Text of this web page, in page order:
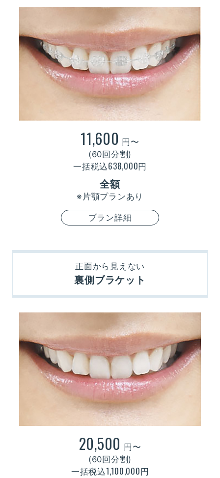
11,600 円〜
(60回分割)
一括税込638,000円
全額
※片顎プランあり
プラン詳細
正面から見えない
裏側ブラケット
20,500 円〜
(60回分割)
一括税込1,100,000 円